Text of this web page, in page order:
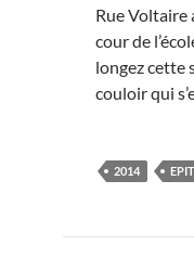
Rue Voltaire
cour de
longez cette
couloir qui
2014